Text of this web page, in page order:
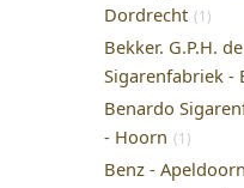
Dordrecht (1)
Bekker. G.P.H. de
Sigarenfabriek -
Benardo
- Hoorn (1)
Benz - Apeldoorn